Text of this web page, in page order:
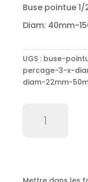
Buse pointue 1/
Diam: 40mm-
UGS : buse-
percage-3-x-
diam-22mm-
100